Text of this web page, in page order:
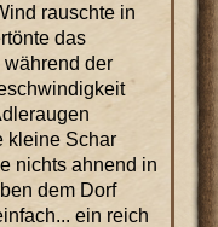
rauschte in
das
der
kleine Schar
nichts ahnend in
dem Dorf
ein reich